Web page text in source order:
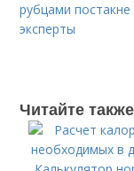
рубцами
эксперты
Читайте также